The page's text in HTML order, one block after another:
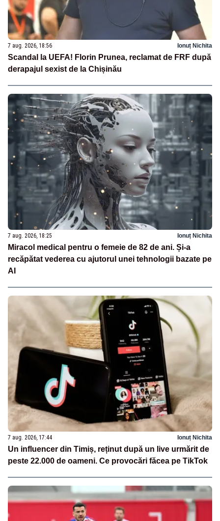
7 aug. 2026, 18:56 Ionuț Nichita
Scandal la UEFA! Florin Prunea, reclamat de FRF după
derapajul sexist de la Chișinău
7 aug. 2026, 18:25 Ionuț Nichita
Miracol medical pentru o femeie de 82 de ani. Și-a
recăpătat vederea cu ajutorul unei tehnologii bazate pe
AI
7 aug. 2026, 17:44 Ionuț Nichita
Un influencer din Timiș, reținut după un live urmărit de
peste 22.000 de oameni. Ce provocări făcea pe TikTok